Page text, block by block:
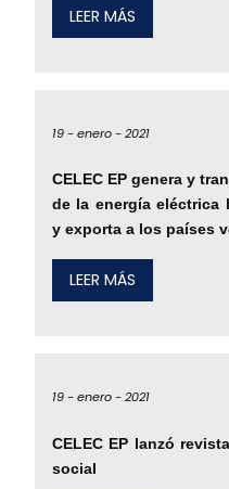
LEER MÁS
19 -enero -2021
CELEC EP genera y
de la energía eléctrica
y exporta a los países
LEER MÁS
19 -enero -2021
CELEC EP lanzó
social